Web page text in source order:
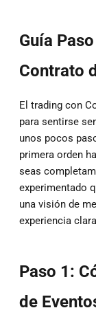
Guía
Contrato
El trading con
para sentirse
unos pocos
primera orden
seas
experimentado
una visión de
experiencia
Paso 1:
de